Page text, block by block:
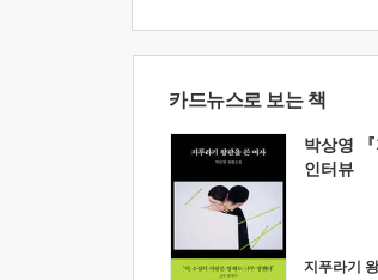
카드뉴스로 보는 책
박상영
인터뷰
지푸라기